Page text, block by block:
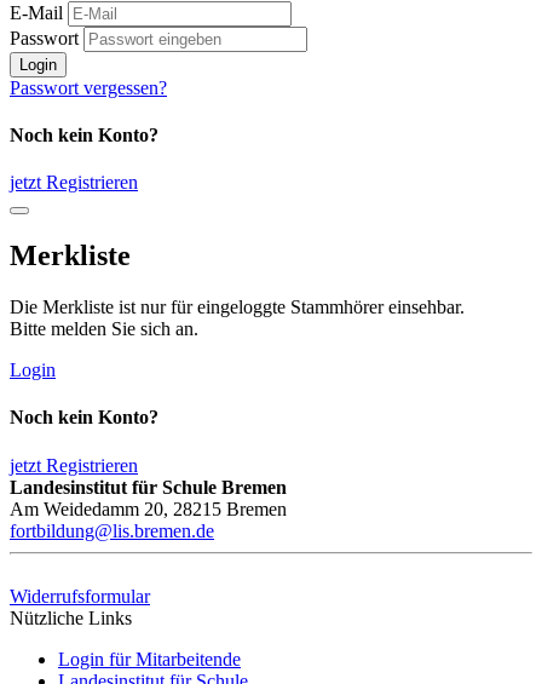
E-Mail
Passwort
Login
Passwort vergessen?
Noch kein Konto?
jetzt Registrieren
Merkliste
Die Merkliste ist nur für eingeloggte Stammhörer einsehbar.
Bitte melden Sie sich an.
Login
Noch kein Konto?
jetzt Registrieren
Landesinstitut für Schule Bremen
Am Weidedamm 20, 28215 Bremen
fortbildung@lis.bremen.de
Widerrufsformular
Nützliche Links
Login für Mitarbeitende